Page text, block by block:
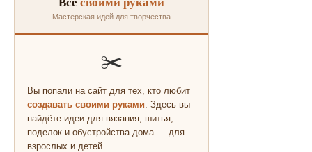
Мастерская идей для творчества
✂️
Вы попали на сайт для тех, кто любит
создавать своими руками. Здесь вы
найдёте идеи для вязания, шитья,
поделок и обустройства дома — для
взрослых и детей.